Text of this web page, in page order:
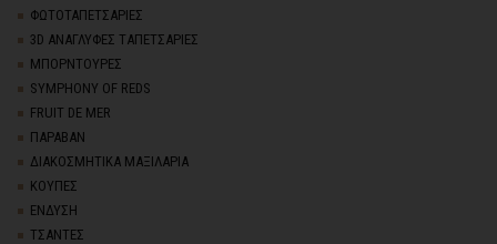
ΦΩΤΟΤΑΠΕΤΣΑΡΙΕΣ
3D AΝΑΓΛΥΦΕΣ TΑΠΕΤΣΑΡΙΕΣ
ΜΠΟΡΝΤΟΥΡΕΣ
SYMPHONY OF REDS
FRUIT DE MER
ΠΑΡΑΒΑΝ
ΔΙΑΚΟΣΜΗΤΙΚΑ ΜΑΞΙΛΑΡΙΑ
ΚΟΥΠΕΣ
ΕΝΔΥΣΗ
ΤΣΑΝΤΕΣ